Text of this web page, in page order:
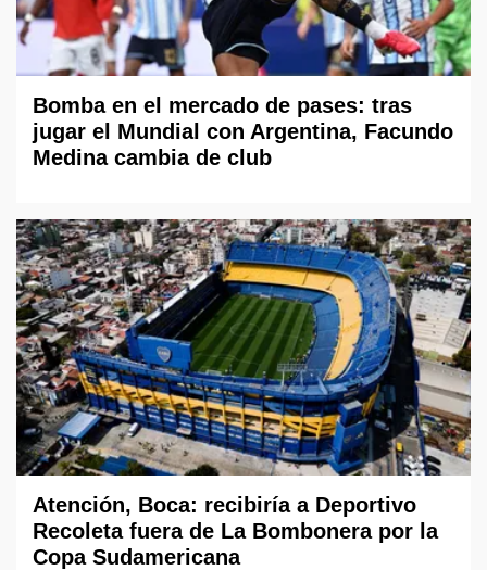
Bomba en el mercado de pases: tras
jugar el Mundial con Argentina, Facundo
Medina cambia de club
Atención, Boca: recibiría a Deportivo
Recoleta fuera de La Bombonera por la
Copa Sudamericana